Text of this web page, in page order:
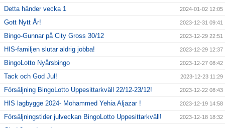
Detta händer vecka 1 2024-01-02 12:05
Gott Nytt År! 2023-12-31 09:41
Bingo-Gunnar på City Gross 30/12 2023-12-29 22:51
HIS-familjen slutar aldrig jobba! 2023-12-29 12:37
BingoLotto Nyårsbingo 2023-12-27 08:42
Tack och God Jul! 2023-12-23 11:29
Försäljning BingoLotto Uppesittarkväll 22/12-23/12! 2023-12-22 08:43
HIS lagbygge 2024- Mohammed Yehia Aljazar ! 2023-12-19 14:58
Försäljningstider julveckan BingoLotto Uppesittarkväll! 2023-12-18 18:32